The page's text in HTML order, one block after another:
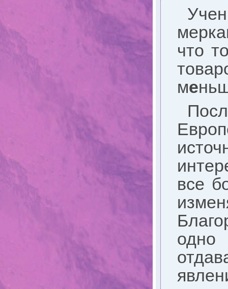
что
ме
все
одно